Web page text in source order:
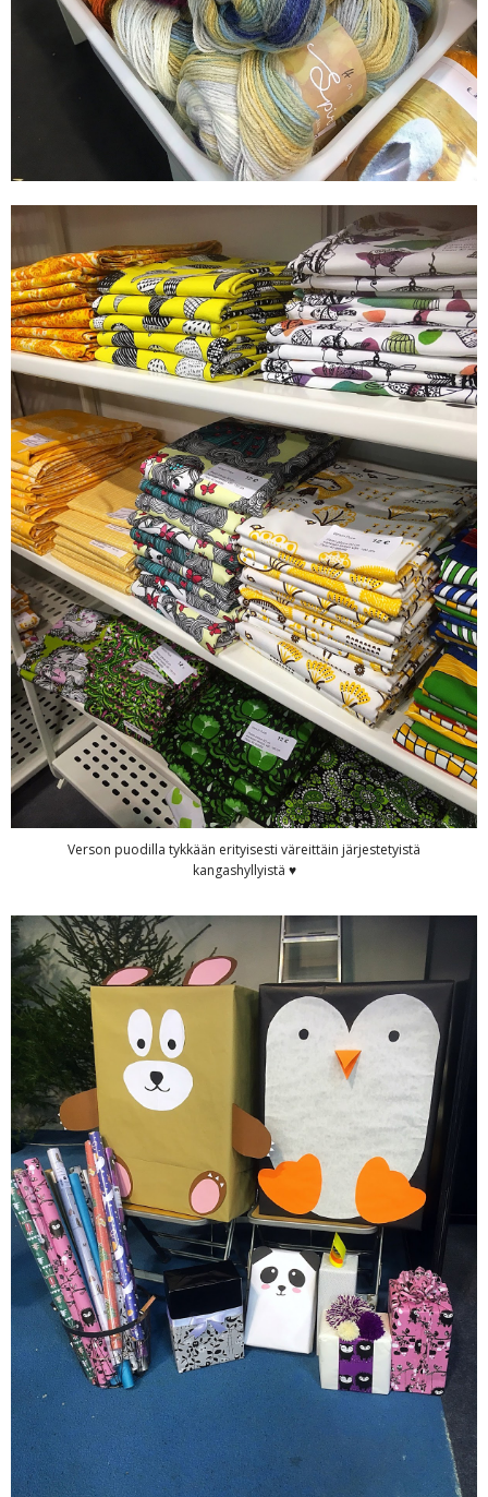
Verson puodilla tykkään erityisesti väreittäin järjestetyistä
kangashyllyistä ♥